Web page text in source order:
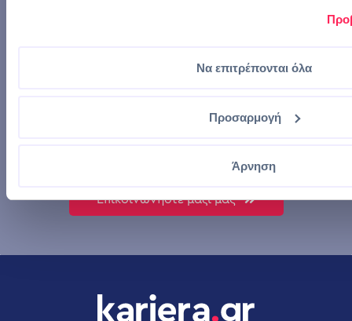
Να επιτρέπονται όλα
Προσαρμογή
Άρνηση
διαδικτυακά events μας
μπορούν να ωφελήσουν
Επικοινωνήστε μαζί μας